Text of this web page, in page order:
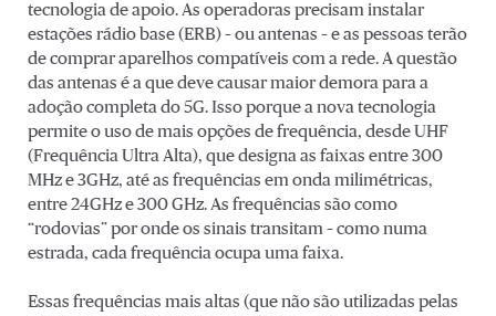
tecnologia de apoio. As operadoras precisam instalar
estações rádio base (ERB) – ou antenas – e as pessoas terão
de comprar aparelhos compatíveis com a rede. A questão
das antenas é a que deve causar maior demora para a
adoção completa do 5G. Isso porque a nova tecnologia
permite o uso de mais opções de frequência, desde UHF
(Frequência Ultra Alta), que designa as faixas entre 300
MHz e 3GHz, até as frequências em onda milimétricas,
entre 24GHz e 300 GHz. As frequências são como
“rodovias” por onde os sinais transitam – como numa
estrada, cada frequência ocupa uma faixa.
Essas frequências mais altas (que não são utilizadas pelas